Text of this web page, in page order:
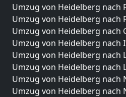
Umzug von Heidelberg nach
Umzug von Heidelberg nach
Umzug von Heidelberg nach
Umzug von Heidelberg nach
Umzug von Heidelberg nach
Umzug von Heidelberg nach
Umzug von Heidelberg nach
Umzug von Heidelberg nach